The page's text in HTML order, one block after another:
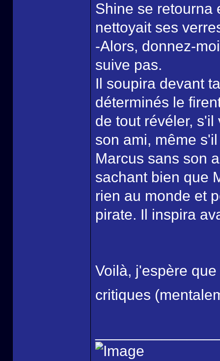
Shine se retourna
nettoyait ses
-Alors, donnez-
suive pas.
Il soupira devant
déterminés le
de tout révéler,
son ami, même
Marcus sans son
sachant bien que
rien au monde et
pirate. Il inspira
Voilà, j'espère
critiques